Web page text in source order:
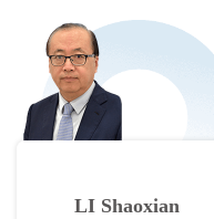
LI Shaoxian